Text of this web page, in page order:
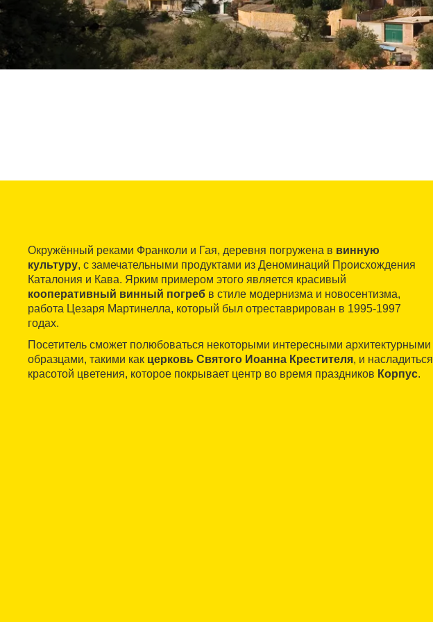
Окружённый реками Франколи и Гая, деревня погружена в винную
культуру, с замечательными продуктами из Деноминаций Происхождения
Каталония и Кава. Ярким примером этого является красивый
кооперативный винный погреб в стиле модернизма и новосентизма,
работа Цезаря Мартинелла, который был отреставрирован в 1995-1997
годах.
Посетитель сможет полюбоваться некоторыми интересными архитектурными
образцами, такими как церковь Святого Иоанна Крестителя, и насладиться
красотой цветения, которое покрывает центр во время праздников Корпус.